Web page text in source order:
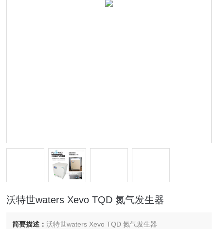
沃特世waters Xevo TQD 氮气发生器
简要描述：沃特世waters Xevo TQD 氮气发生器